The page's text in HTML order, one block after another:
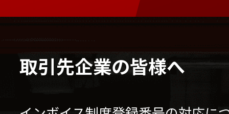
取引先企業の皆様へ